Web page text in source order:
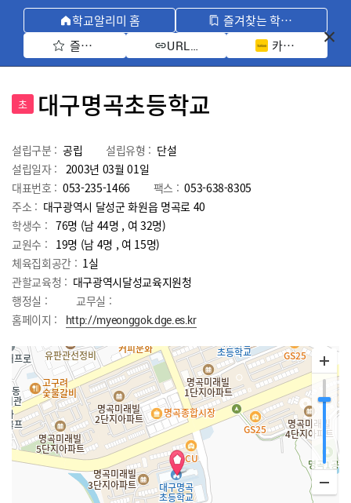
학교알리미 홈
즐겨찾는 학교 모아보기
즐겨찾기 선택
URL 복사 카카오톡 공유
초 대구명곡초등학교
설립구분 : 공립 설립유형 : 단설
설립일자 : 2003년 03월 01일
대표번호 : 053-235-1466 팩스 : 053-638-8305
주소 : 대구광역시 달성군 화원읍 명곡로 40
학생수 : 76명 (남 44명 , 여 32명)
교원수 : 19명 (남 4명 , 여 15명)
체육집회공간 : 1실
관할교육청 : 대구광역시달성교육지원청
행정실 :
교무실 :
홈페이지 :
http://myeonggok.dge.es.kr